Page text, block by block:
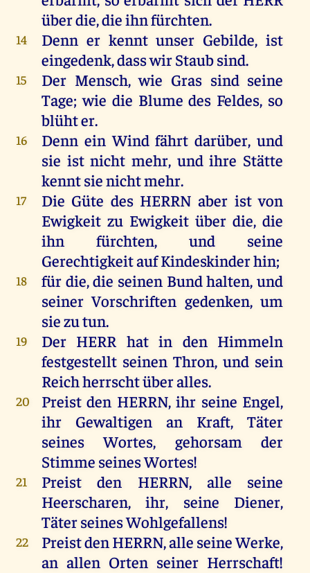
überdie,dieihnfürchten.
14 Denn er kennt unser Gebilde,ist
eingedenk, dasswirStaubsind.
15 Der Mensch,wie Gras sind seine
Tage;wie die Blume des Feldes, so
blühter.
16 Denn ein Wind fährt darüber,und
sie ist nicht mehr, und ihre Stätte
kenntsienichtmehr.
17 Die Güte des HERRN aber ist von
Ewigkeit zu Ewigkeit über die,die
ihn
fürchten,und
seine
GerechtigkeitaufKindeskinderhin;
18 für die,die seinen Bundhalten,und
seinerVorschriften gedenken,um
siezutun.
19 Der HERR hat in den Himmeln
festgestellt seinen Thron,und sein
Reichherrschtüberalles.
20 Preistden HERRN,ihr seine Engel,
ihr
Gewaltigen an Kraft, Täter
seines
Wortes, gehorsam
der
Stimme seinesWortes!
21 Preistden HERRN, alle
seine
Heerscharen,ihr, seine Diener,
TäterseinesWohlgefallens!
22 PreistdenHERRN,alle seineWerke,
an allen Orten seiner Herrschaft!